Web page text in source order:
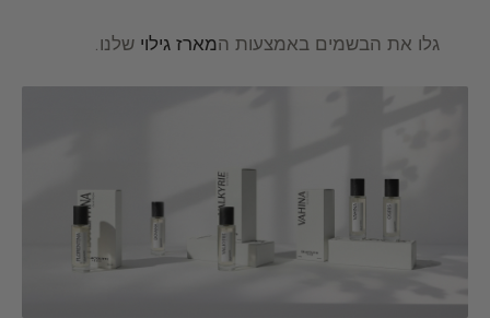
גלו את הבשמים באמצעות המארז גילוי שלנו.